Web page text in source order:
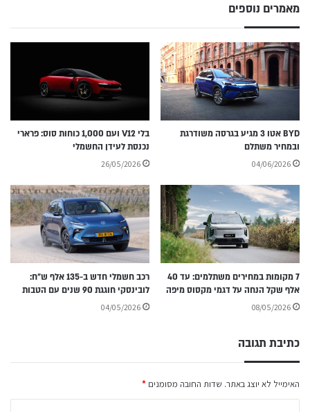
מאמרים נוספים
BYD אטו 3 מגיע בגרסה משודרגת
ובמחיר משתלם
04/06/2026
בלי V12 ועם 1,000 כוחות סוס: פרארי
נכנסת לעידן החשמלי
26/05/2026
7 מקומות במחירים משתלמים: עד 40
אלף שקל הנחה על דגמי מקסוס מיפה
08/05/2026
רכב חשמלי חדש ב-135 אלף ש״ח:
לובינסקי חוגגת 90 שנים עם הטבות
04/05/2026
כתיבת תגובה
האימייל לא יוצג באתר. שדות החובה מסומנים *